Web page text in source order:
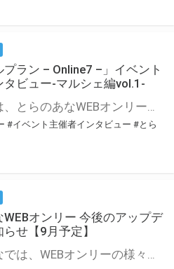
プラン – Online7 –」イベント
タビュー-マルシェ編vol.1-
こんにちは、とらのあなWEBオンリー運営スタッフです。 新たにお届けする、イベント主催者インタビュー-マルシェ編-は、 とらのあなWEBオンリー「マルシェ」をご利用した主催様に 「マルシェ」を使って開催した感想や心がけをお聞きする企画です。 今回は、WEBオンリー開催7回目迎えた「マレシルプラン – Online7 –」より、 主催の玉川うた様にお話を伺いました。 ▼マレシルプランのインタビュー前回記事 「イベント主催者インタビュー vol.6」はこちら 協力：玉川うた様（マレシルプラン実行委員会 代表）／イベント公式Twitter（@mallesil_plan） とらのあなWEBオンリー「マルシェ」とは？ WEBオンリーでリアルタイムでコミュニケーションがとれるオンライン会場です。
#イベント主催者インタビュー #とら
WEBオンリー 今後のアップデ
せ【9月予定】
とらのあなでは、WEBオンリーの様々な支援を実施しています。 今回は2021年9月に実装を予定しているアップデート情報についてご紹介いたします。 とらのあなWEBオンリーサイトはこちら